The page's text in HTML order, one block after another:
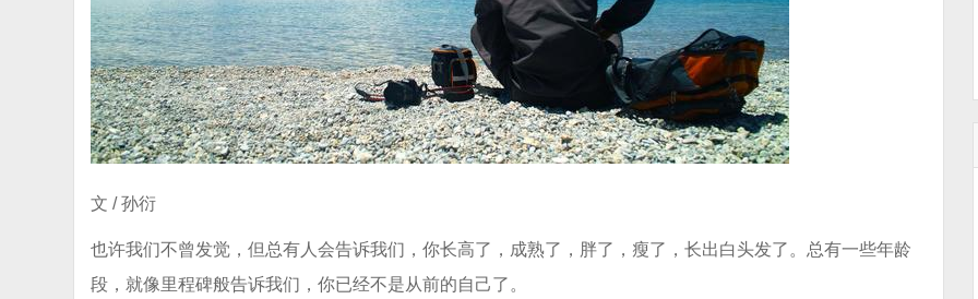
文 / 孙衍
也许我们不曾发觉，但总有人会告诉我们，你长高了，成熟了，胖了，瘦了，长出白头发了。总有一些年龄
段，就像里程碑般告诉我们，你已经不是从前的自己了。